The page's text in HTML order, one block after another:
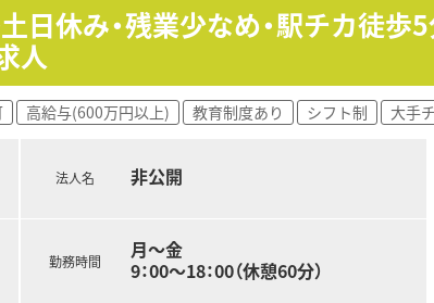
日休み・残業少なめ・駅チカ徒歩
人
高給与(600万円以上) 教育制度あり シフト制 大手
法人名 非公開
勤務時間
月～金
9：00～18：00（休憩60分）